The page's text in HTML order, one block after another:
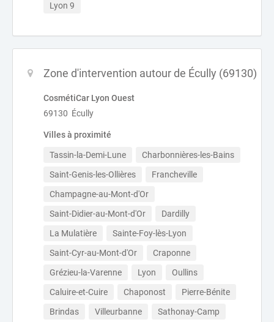
Lyon 9
Zone d'intervention autour de Écully (69130)
CosmétiCar Lyon Ouest
69130 Écully
Villes à proximité
Tassin-la-Demi-Lune
Charbonnières-les-Bains
Saint-Genis-les-Ollières
Francheville
Champagne-au-Mont-d'Or
Saint-Didier-au-Mont-d'Or
Dardilly
La Mulatière
Sainte-Foy-lès-Lyon
Saint-Cyr-au-Mont-d'Or
Craponne
Grézieu-la-Varenne
Lyon
Oullins
Caluire-et-Cuire
Chaponost
Pierre-Bénite
Brindas
Villeurbanne Sathonay-Camp